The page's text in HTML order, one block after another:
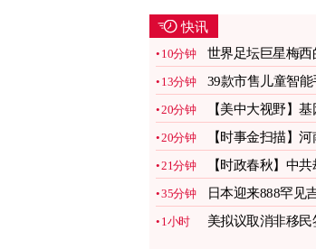
快讯
10分钟
世界足坛巨星梅
68岁 图
13分钟
39款市售儿童智
据 图
20分钟
【美中大视野】
夺命？
20分钟
【时事金扫描】
民抗共
21分钟
【时政春秋】中
不润就晚了
35分钟
日本迎来888罕见
蜂蜜婚 图
1小时
美拟议取消非移